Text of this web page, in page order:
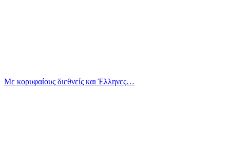
Με κορυφαίους διεθνείς και Έλληνες…